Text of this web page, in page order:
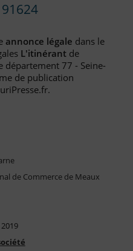
Légales
d'Annonces Légales
91624
annonce légale dans le
L'itinérantde
département 77 - Seine-
de publication
de Commerce de Meaux